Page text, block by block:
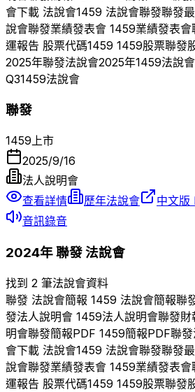
會下載 法說會1459 法說會聯發聯發
說會聯發業績發表會 1459業績發表會
運報告 股票代碼1459 1459股票聯發
2025年聯發法說會2025年1459法說
Q31459法說會
聯發
1459上市
2025/9/16
法人說明會
查看詳情
歷年法說會 中文版
音訊錄音
2024年聯發法說會
找到 2 筆法說會資料
聯發 法說會簡報 1459 法說會簡報聯
發法人說明會 1459法人說明會聯發財
明會聯發簡報PDF 1459簡報PDF聯發
會下載 法說會1459 法說會聯發聯發
說會聯發業績發表會 1459業績發表會
運報告 股票代碼1459 1459股票聯發